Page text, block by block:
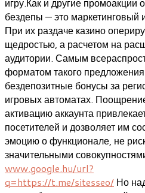
игру.Как и другие промоакции
бездепы — это маркетинговый
При их раздаче казино
щедростью, а расчетом на
аудитории. Самым
форматом такого
бездепозитные бонусы за
игровых автоматах.
активацию аккаунта
посетителей и дозволяет им
эмоцию о функционале, не
значительными
www.google.hu/url?
q=https://t.me/sitesseo/ Но